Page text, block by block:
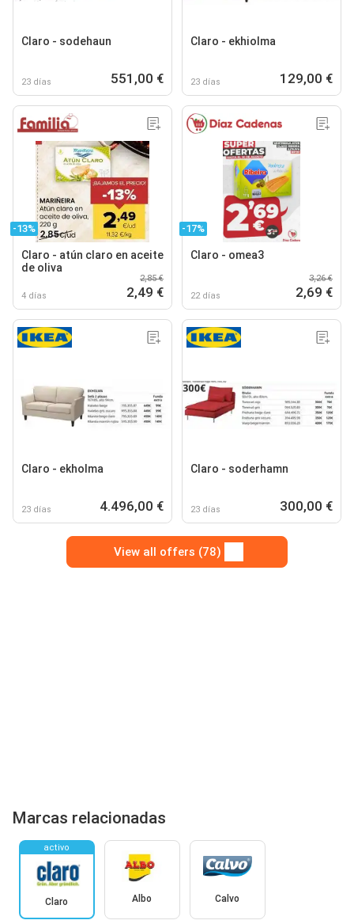
Claro - sodehaun
23 días 551,00 €
Claro - ekhiolma
23 días 129,00 €
-13%
Claro - atún claro en aceite
de oliva
4 días
2,85 €
2,49 €
-17%
Claro - omea3
22 días
3,26 €
2,69 €
Claro - ekholma
23 días 4.496,00 €
Claro - soderhamn
23 días 300,00 €
View all offers (78)
Marcas relacionadas
activo
Claro Albo Calvo